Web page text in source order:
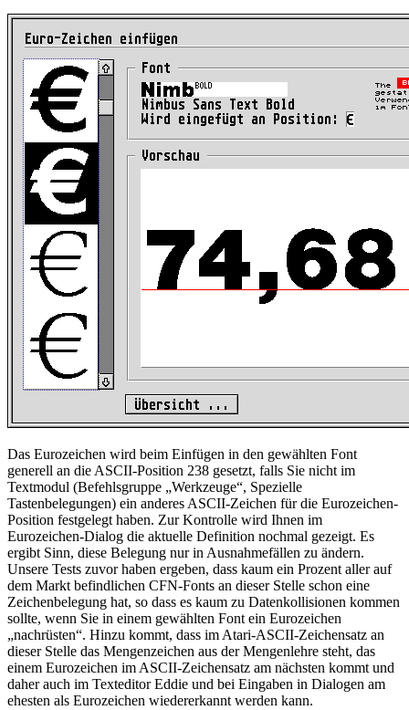
Das Eurozeichen wird beim Einfügen in den gewählten Font
generell an die ASCII-Position 238 gesetzt, falls Sie nicht im
Textmodul (Befehlsgruppe
Werkzeuge , Spezielle
Tastenbelegungen) ein anderes ASCII-Zeichen für die Eurozeichen-
Position festgelegt haben. Zur Kontrolle wird Ihnen im
Eurozeichen-Dialog die aktuelle Definition nochmal gezeigt. Es
ergibt Sinn, diese Belegung nur in Ausnahmefällen zu ändern.
Unsere Tests zuvor haben ergeben, dass kaum ein Prozent aller auf
dem Markt befindlichen CFN-Fonts an dieser Stelle schon eine
Zeichenbelegung hat, so dass es kaum zu Datenkollisionen kommen
sollte, wenn Sie in einem gewählten Font ein Eurozeichen
nachrüsten . Hinzu kommt, dass im Atari-ASCII-Zeichensatz an
dieser Stelle das Mengenzeichen aus der Mengenlehre steht, das
einem Eurozeichen im ASCII-Zeichensatz am nächsten kommt und
daher auch im Texteditor Eddie und bei Eingaben in Dialogen am
ehesten als Eurozeichen wiedererkannt werden kann.